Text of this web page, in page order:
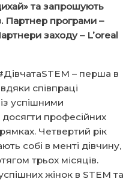
та запрошують
Партнер програми –
заходу – L’oreal
– перша в
співпраці
успішними
професійних
Четвертий рік
собі в менті дівчину,
трьох місяців.
жінок в STEM та